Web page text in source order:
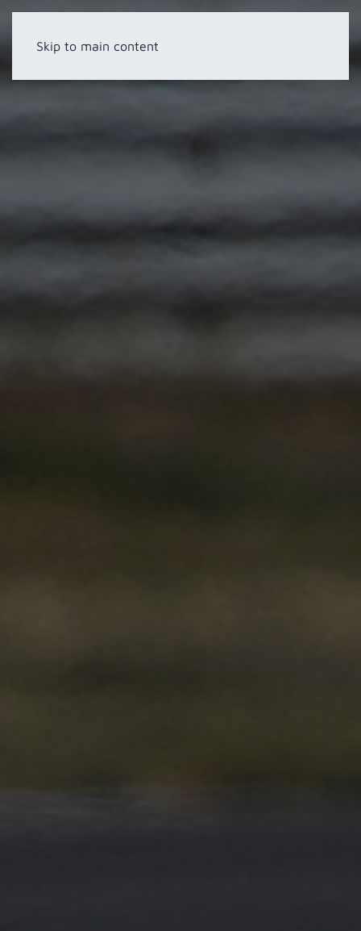
Skip to main content